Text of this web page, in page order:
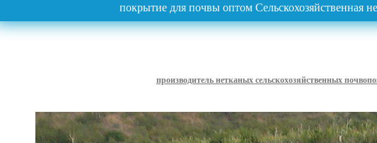
покрытие для почвы оптом Сельскохозяйственная
производитель нетканых сельскохозяйственных